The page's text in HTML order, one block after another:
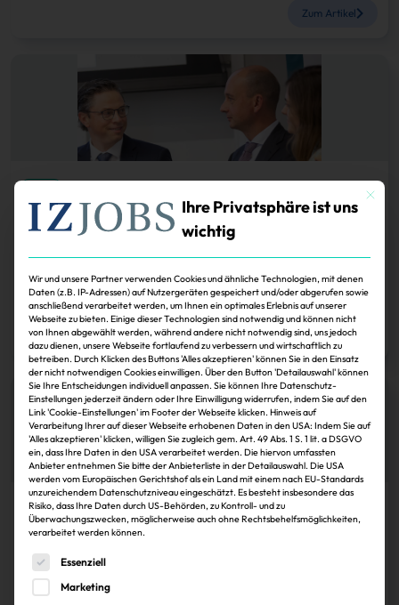
Zum Artikel
Deka Immobilien: Esteban de Lope beerbt
Torsten Knapmeyer
Der neue Geschäftsführer kommt aus den eigenen Bankreihen.
Harald Thomeczek 30.11.2024
Zum Artikel
Köpfe
ICG besetzt Positionen im Vorstand um
Das Institut für Corporate Governance (ICG), ein Think-and-Do-Tank für
die Immobilienwirtschaft, hat Isabella Chacón Troidl und Steffen Szeidl in
den Vorstand gewählt.
Mit
Ihre Privatsphäre ist uns
wichtig
Wir und unsere Partner verwenden Cookies und ähnliche Technologien, mit denen
Daten (z.B. IP-Adressen) auf Nutzergeräten gespeichert und/oder abgerufen sowie
anschließend verarbeitet werden, um Ihnen ein optimales Erlebnis auf unserer
Webseite zu bieten. Einige dieser Technologien sind notwendig und können nicht
von Ihnen abgewählt werden, während andere nicht notwendig sind, uns jedoch
dazu dienen, unsere Webseite fortlaufend zu verbessern und wirtschaftlich zu
betreiben. Durch Klicken des Buttons 'Alles akzeptieren' können Sie in den Einsatz
der nicht notwendigen Cookies einwilligen. Über den Button 'Detailauswahl' können
Sie Ihre Entscheidungen individuell anpassen. Sie können Ihre Datenschutz-
Einstellungen jederzeit ändern oder Ihre Einwilligung widerrufen, indem Sie auf den
Link 'Cookie-Einstellungen' im Footer der Webseite klicken. Hinweis auf
Verarbeitung Ihrer auf dieser Webseite erhobenen Daten in den USA: Indem Sie auf
'Alles akzeptieren' klicken, willigen Sie zugleich gem. Art. 49 Abs. 1 S. 1 lit. a DSGVO
ein, dass Ihre Daten in den USA verarbeitet werden. Die hiervon umfassten
Anbieter entnehmen Sie bitte der Anbieterliste in der Detailauswahl. Die USA
werden vom Europäischen Gerichtshof als ein Land mit einem nach EU-Standards
unzureichendem Datenschutzniveau eingeschätzt. Es besteht insbesondere das
Risiko, dass Ihre Daten durch US-Behörden, zu Kontroll- und zu
Überwachungszwecken, möglicherweise auch ohne Rechtsbehelfsmöglichkeiten,
verarbeitet werden können.
Es folgt eine Liste der Service-Gruppen, für die eine
Essenziell
Marketing